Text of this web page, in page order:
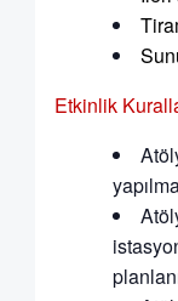
Etkinlik